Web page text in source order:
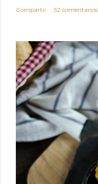
Compartir 52 comentarios